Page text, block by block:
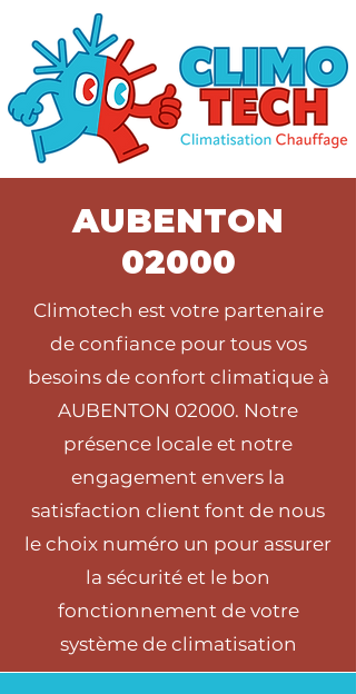
AUBENTON
02000
Climotech est votre partenaire
de confiance pour tous vos
besoins de confort climatique à
AUBENTON 02000. Notre
présence locale et notre
engagement envers la
satisfaction client font de nous
le choix numéro un pour assurer
la sécurité et le bon
fonctionnement de votre
système de climatisation